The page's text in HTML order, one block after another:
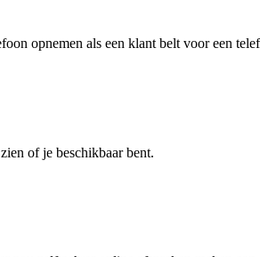
opnemen als een klant belt voor een
of je beschikbaar bent.